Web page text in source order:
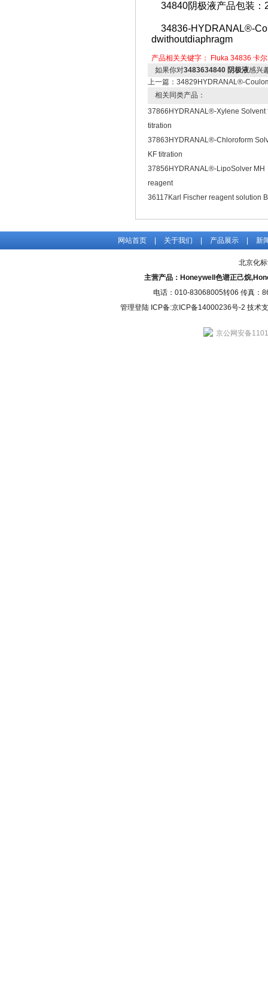
34840阴极液产品包装：
34836-HYDRANAL®-
dwithoutdiaphragm
产品相关关键字： Fluka 34836 卡
如果你对3483634840 阴极液感兴
上一篇： 34829HYDRANAL®-
相关同类产品：
37866HYDRANAL®-Xylene Solvent
titration
37863HYDRANAL®-Chloroform
KF titration
37856HYDRANAL®-LipoSolver MH
reagent
36117Karl Fischer reagent solution B
网站首页 关于我们 产品展示 新
北京化
主营产品：Honeywell色谱正己烷
电话：010-83068005转06 传真：
管理登陆ICP备:京ICP备14000236号-2 技术
京公网安备